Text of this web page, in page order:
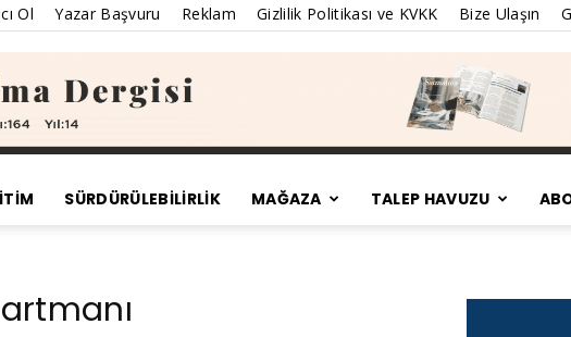
Ol Yazar Başvuru Reklam Gizlilik Politikası ve KVKK Bize Ulaşın
SÜRDÜRÜLEBILIRLIK MAĞAZA TALEP HAVUZU